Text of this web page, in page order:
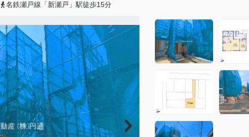
名鉄瀬戸線「新瀬戸」駅徒歩15分